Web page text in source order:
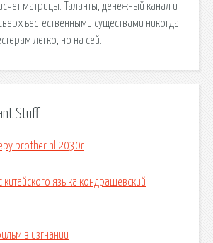
матрицы. Таланты, денежный канал и
существами никогда
легко, но на сей.
Stuff
brother hl 2030r
китайского языка кондрашевский
в изгнании